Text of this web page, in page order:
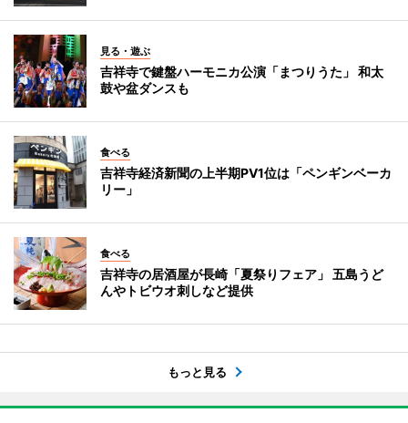
見る・遊ぶ
吉祥寺で鍵盤ハーモニカ公演「まつりうた」 和太
鼓や盆ダンスも
食べる
吉祥寺経済新聞の上半期PV1位は「ペンギンベーカ
リー」
食べる
吉祥寺の居酒屋が長崎「夏祭りフェア」 五島うど
んやトビウオ刺しなど提供
もっと見る